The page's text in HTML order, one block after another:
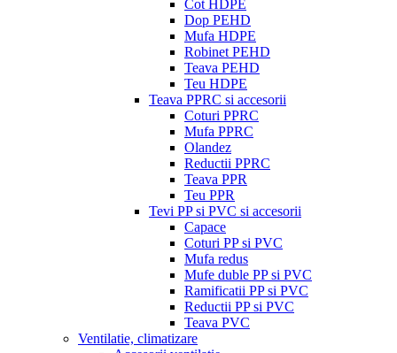
Cot HDPE
Dop PEHD
Mufa HDPE
Robinet PEHD
Teava PEHD
Teu HDPE
Teava PPRC si accesorii
Coturi PPRC
Mufa PPRC
Olandez
Reductii PPRC
Teava PPR
Teu PPR
Tevi PP si PVC si accesorii
Capace
Coturi PP si PVC
Mufa redus
Mufe duble PP si PVC
Ramificatii PP si PVC
Reductii PP si PVC
Teava PVC
Ventilatie, climatizare